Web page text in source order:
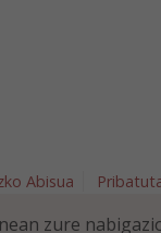
Abisua
Plaza
zure